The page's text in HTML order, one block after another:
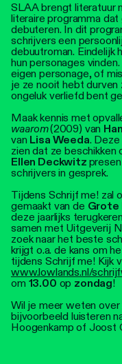
SLAA brengt literatuur
literaire programma
debuteren. In dit
schrijvers een
debuutroman. Eindelijk
hun personages
eigen personage, of
je ze nooit hebt
ongeluk verliefd bent
Maak kennis met
waarom(2009) van
van Lisa Weeda.
zien dat ze
Ellen Deckwitz
schrijvers in gesprek.
Tijdens Schrijf me! zal
gemaakt van de Grote
deze jaarlijks
samen met Uitgeverij
zoek naar het beste
krijgt o.a. de kans om
tijdens Schrijf me! Kijk
www.lowlands.nl/
om 13.00 op zondag!
Wil je meer weten
bijvoorbeeld luisteren
Hoogenkamp of Joost